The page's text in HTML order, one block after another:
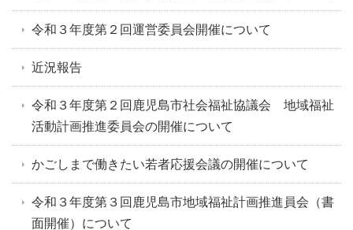
令和３年度第２回運営委員会開催について
近況報告
令和３年度第２回鹿児島市社会福祉協議会 地域福祉
活動計画推進委員会の開催について
かごしまで働きたい若者応援会議の開催について
令和３年度第３回鹿児島市地域福祉計画推進員会（書
面開催）について